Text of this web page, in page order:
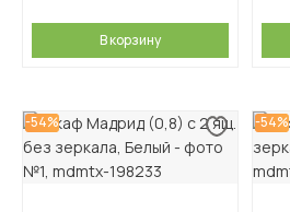
В корзину
-54% -54%